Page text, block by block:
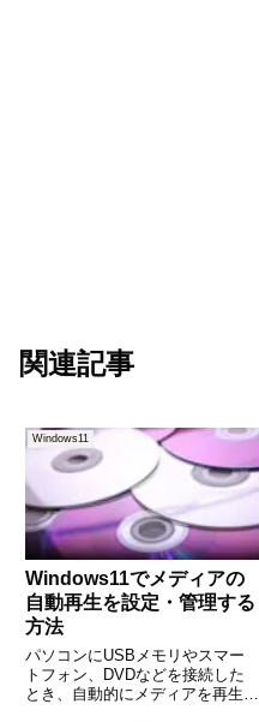
関連記事
Windows11
Windows11でメディアの
自動再生を設定・管理する
方法
パソコンにUSBメモリやスマー
トフォン、DVDなどを接続した
とき、自動的にメディアを再生す